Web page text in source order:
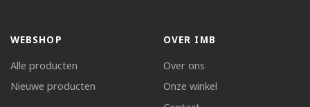
WEBSHOP
Alle producten
Nieuwe producten
OVER IMB
Over ons
Onze winkel